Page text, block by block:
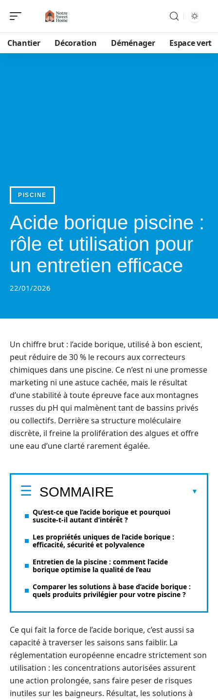
Chantier Décoration Déménager Espace vert
PISCINE
Acide borique piscine :
rôle et utilisation pour
un entretien efficace
22/01/2026
Un chiffre brut : l’acide borique, utilisé à bon escient,
peut réduire de 30 % le recours aux correcteurs
chimiques dans une piscine. Ce n’est ni une promesse
marketing ni une astuce cachée, mais le résultat
d’une stabilité à toute épreuve face aux montagnes
russes du pH qui malmènent tant de bassins privés
ou collectifs. Derrière sa structure moléculaire
discrète, il freine la prolifération des algues et offre
une eau d’une clarté rarement égalée.
SOMMAIRE
Qu’est-ce que l’acide borique et pourquoi
suscite-t-il autant d’intérêt ?
Les propriétés uniques de l’acide borique :
efficacité, sécurité et polyvalence
Entretien de la piscine : comment l’acide
borique optimise la qualité de l’eau
Comparer les solutions à base d’acide borique :
quels produits privilégier pour votre piscine ?
Ce qui fait la force de l’acide borique, c’est aussi sa
capacité à traverser les saisons sans faiblir. La
réglementation européenne encadre strictement son
utilisation : les concentrations autorisées assurent
une action prolongée, sans faire peser de risques
inutiles sur les baigneurs. Résultat, les solutions à